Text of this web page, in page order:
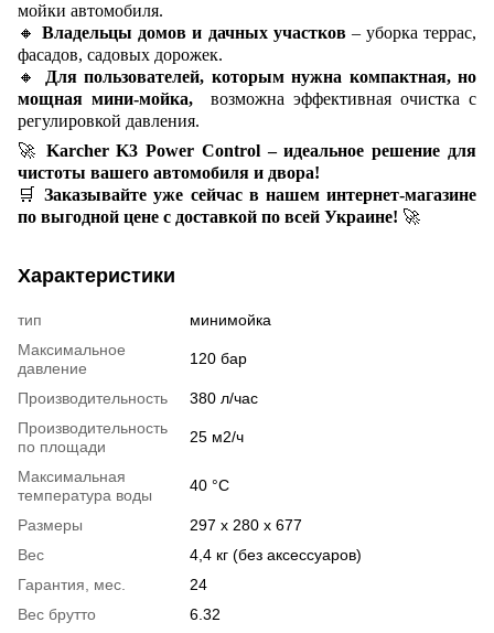
мойки автомобиля.
🔸Владельцы домов и дачных участков– уборка террас,
фасадов, садовых дорожек.
🔸
Для пользователей, которым нужна компактная, но
мощная мини-мойка, возможна эффективная очистка с
регулировкой давления.
🚀 Karcher K3 Power Control – идеальное решение для
чистоты вашего автомобиля и двора!
🛒Заказывайте уже сейчас в нашем интернет-магазине
по выгодной цене с доставкой по всей Украине! 🚀
Характеристики
тип
минимойка
Максимальное
давление
120 бар
Производительность
380 л/час
Производительность
по площади
25 м2/ч
Максимальная
температура воды
40 °C
Размеры
297 x 280 x 677
Вес
4,4 кг (без аксессуаров)
Гарантия, мес.
24
Вес брутто
6.32